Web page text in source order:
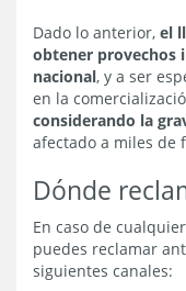
Dado lo anterior, el
obtener provechos
nacional, y a ser
en la
considerando la
afectado a miles de
Dónde
En caso de
puedes reclamar
siguientes canales: